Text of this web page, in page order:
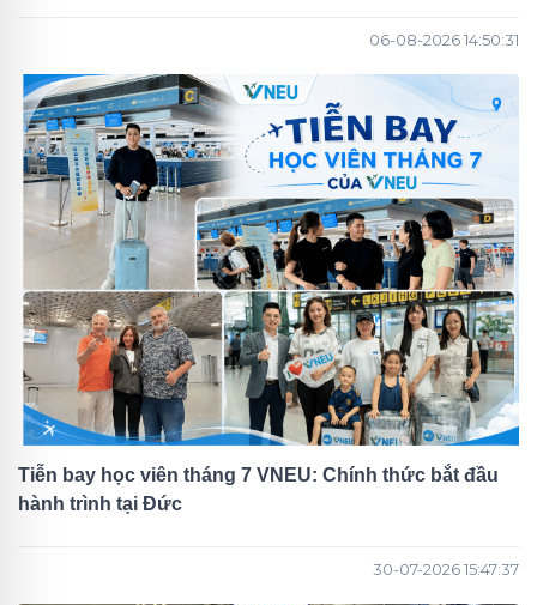
06-08-2026 14:50:31
Tiễn bay học viên tháng 7 VNEU: Chính thức bắt đầu
hành trình tại Đức
30-07-2026 15:47:37